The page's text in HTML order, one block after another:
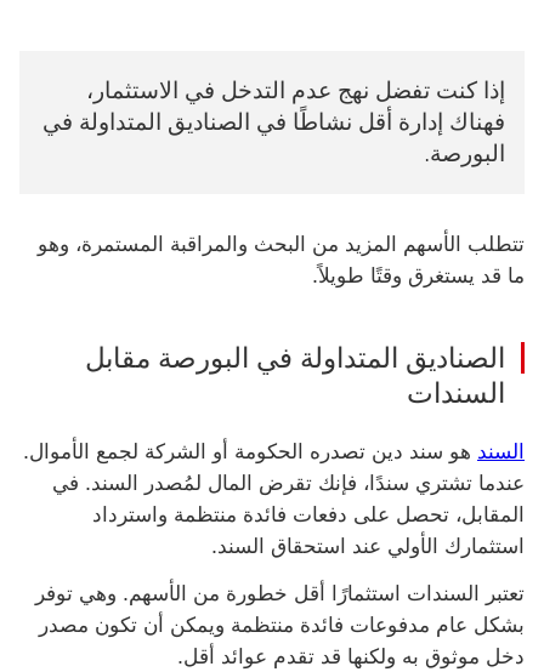
إذا كنت تفضل نهج عدم التدخل في الاستثمار،
فهناك إدارة أقل نشاطًا في ‏‫الصناديق المتداولة في
البورصة‬.
تتطلب الأسهم المزيد من البحث والمراقبة المستمرة، وهو
ما قد يستغرق وقتًا طويلاً.
‏‫الصناديق المتداولة في البورصة‬ مقابل
السندات
السند هو سند دين تصدره الحكومة أو الشركة لجمع الأموال.
عندما تشتري سندًا، فإنك تقرض المال لمُصدر السند. في
المقابل، تحصل على دفعات فائدة منتظمة واسترداد
استثمارك الأولي عند استحقاق السند.
تعتبر السندات استثمارًا أقل خطورة من الأسهم. وهي توفر
بشكل عام مدفوعات فائدة منتظمة ويمكن أن تكون مصدر
دخل موثوق به ولكنها قد تقدم عوائد أقل.